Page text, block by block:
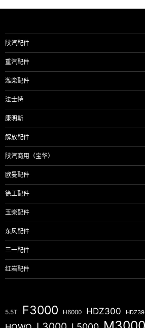
陕汽配件
重汽配件
潍柴配件
法士特
康明斯
解放配件
陕汽商用（宝华）
欧曼配件
徐工配件
玉柴配件
东风配件
三一配件
红岩配件
5.5T F3000 H6000 HDZ300